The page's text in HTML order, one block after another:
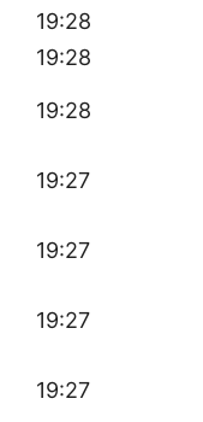
19:28
19:28
19:28
19:27
19:27
19:27
19:27